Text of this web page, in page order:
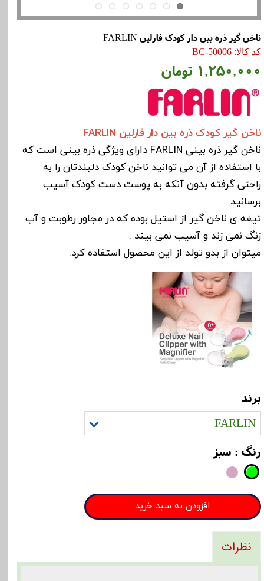
ناخن گیر ذره بین دار کودک فارلین FARLIN
کد کالا: BC-50006
۱,۲۵۰,۰۰۰ تومان
ناخن گیر کودک ذره بین دار فارلین FARLIN
ناخن گیر ذره بینی FARLIN دارای ویژگی ذره بینی است که
با استفاده از آن می توانید ناخن کودک دلبندتان را به
راحتی گرفته بدون آنکه به پوست دست کودک آسیب
برسانید .
تیغه ی ناخن گیر از استیل بوده که در مجاور رطوبت و آب
زنگ نمی زند و آسیب نمی بیند .
میتوان از بدو تولد از این محصول استفاده کرد.
برند
FARLIN
رنگ : سبز
افزودن به سبد خرید
نظرات